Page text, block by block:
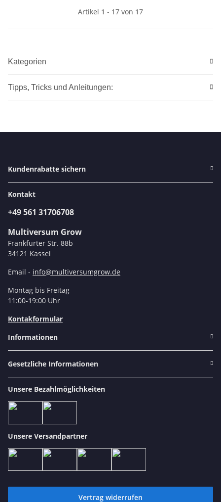
Artikel 1 - 17 von 17
Kategorien
Tipps, Tricks und Anleitungen:
Kundenrabatte sichern
Kontakt
+49 561 31706708
Multiversum Grow
Frankfurter Str. 88b
34121 Kassel
Email - info@multiversumgrow.de
Montag bis Freitag
11:00-19:00 Uhr
Kontakformular
Informationen
Gesetzliche Informationen
Unsere Bezahlmöglichkeiten
Unsere Versandpartner
Vertrag widerrufen